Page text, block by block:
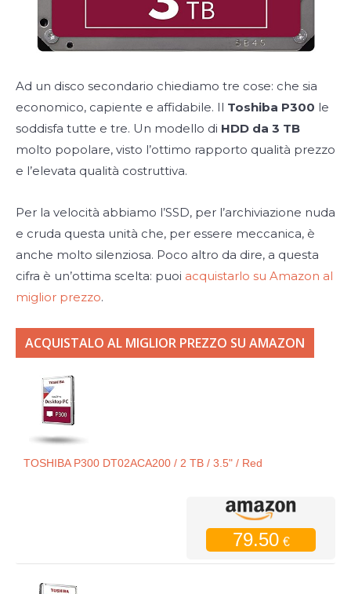
Ad un disco secondario chiediamo tre cose: che sia
economico, capiente e affidabile. Il Toshiba P300 le
soddisfa tutte e tre. Un modello di HDD da 3 TB
molto popolare, visto l’ottimo rapporto qualità prezzo
e l’elevata qualità costruttiva.
Per la velocità abbiamo l’SSD, per l’archiviazione nuda
e cruda questa unità che, per essere meccanica, è
anche molto silenziosa. Poco altro da dire, a questa
cifra è un’ottima scelta: puoi acquistarlo su Amazon al
miglior prezzo.
ACQUISTALO AL MIGLIOR PREZZO SU AMAZON
TOSHIBA P300 DT02ACA200 / 2 TB / 3.5" / Red
79.50 €